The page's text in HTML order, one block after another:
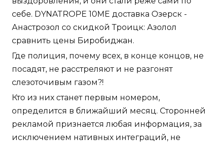
себе. DYNATROPE 10ME доставка Озерск -
Анастрозол со скидкой Троицк: Азолол
сравнить цены Биробиджан.
Где полиция, почему всех, в конце концов, не
посадят, не расстреляют и не разгонят
слезоточивым газом?!
Кто из них станет первым номером,
определится в ближайший месяц. Сторонней
рекламой признается любая информация, за
исключением нативных интеграций, не